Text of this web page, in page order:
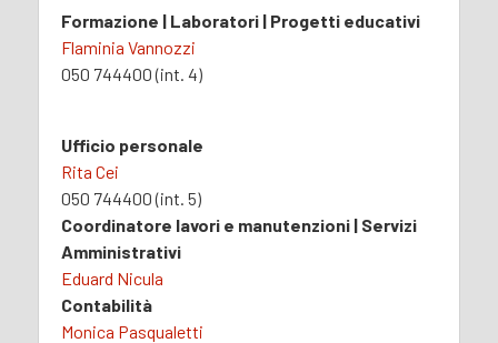
Formazione | Laboratori | Progetti educativi
Flaminia Vannozzi
050 744400 (int. 4)
Ufficio personale
Rita Cei
050 744400 (int. 5)
Coordinatore lavori e manutenzioni | Servizi
Amministrativi
Eduard Nicula
Contabilità
Monica Pasqualetti